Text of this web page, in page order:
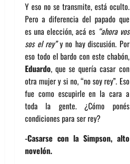
Y eso no se transmite, está oculto.
Pero a diferencia del papado que
es una elección, acá es “ahora vos
sos el rey”y no hay discusión. Por
eso todo el bardo con este chabón,
Eduardo, que se quería casar con
otra mujer y si no, “no soy rey”. Eso
fue como escupirle en la cara a
toda la gente. ¿Cómo ponés
condiciones para ser rey?
-Casarse con la Simpson, alto
novelón.